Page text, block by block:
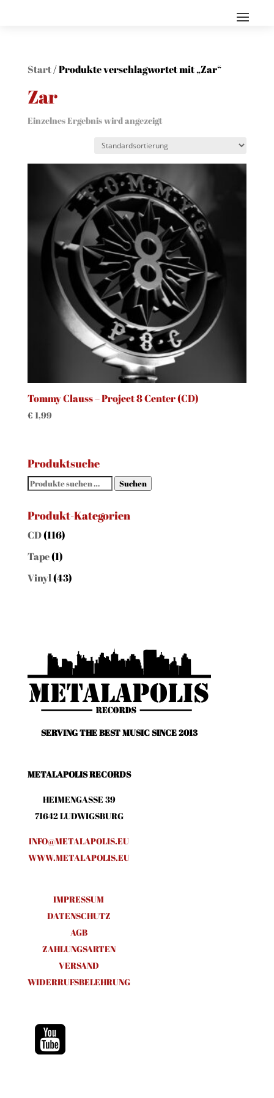
Start/ Produkte verschlagwortet mit „Zar“
Zar
Einzelnes Ergebnis wird angezeigt
Tommy Clauss – Project 8 Center (CD)
€ 1,99
Produktsuche
Suchen
Suchen
Produkt-Kategorien
CD(116)
Tape(1)
Vinyl(43)
SERVING THE BEST MUSIC SINCE 2013
METALAPOLIS RECORDS
HEIMENGASSE 39
71642 LUDWIGSBURG
INFO@METALAPOLIS.EU
WWW.METALAPOLIS.EU
IMPRESSUM
DATENSCHUTZ
AGB
ZAHLUNGSARTEN
VERSAND
WIDERRUFSBELEHRUNG